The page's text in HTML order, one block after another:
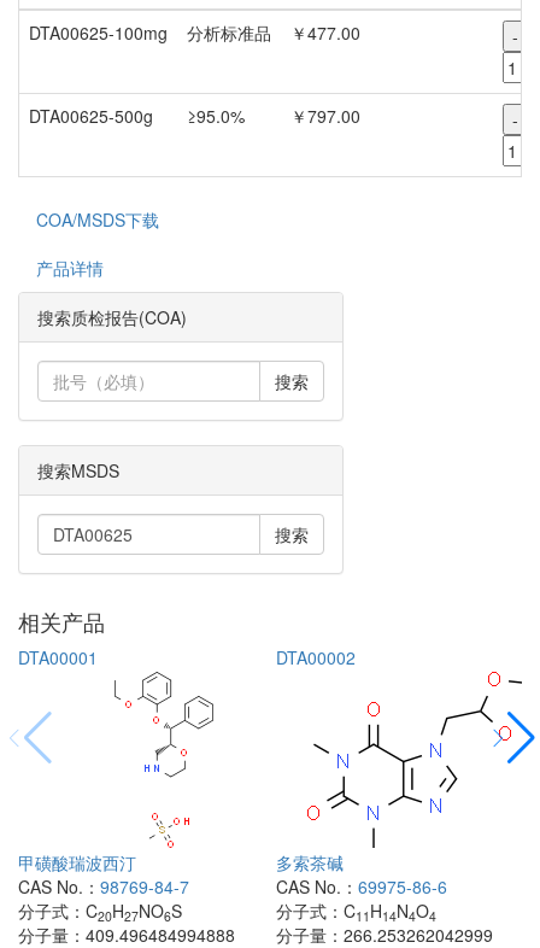
DTA00625-100mg
分析标准品 ￥477.00 -
DTA00625-500g ≥95.0% ￥797.00 -
COA/MSDS下载
产品详情
搜索质检报告(COA)
搜索
搜索MSDS
搜索
相关产品
DTA00001
甲磺酸瑞波西汀
CAS No.： 98769-84-7
分子式： C20H27NO6S
分子量： 409.496484994888
DTA00002
多索茶碱
CAS No.： 69975-86-6
分子式： C11 H14N4O4
分子量： 266.253262042999